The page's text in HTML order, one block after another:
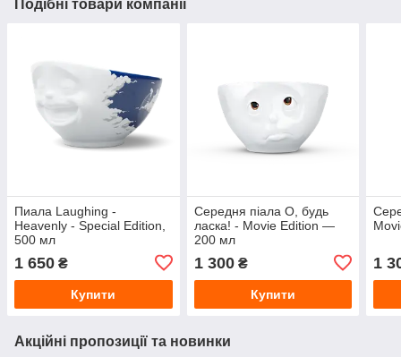
Подібні товари компанії
Пиала Laughing -
Heavenly - Special Edition,
500 мл
1 650 ₴
Купити
Середня піала О, будь
ласка! - Movie Edition —
200 мл
1 300₴
Купити
1
Акційні пропозиції та новинки